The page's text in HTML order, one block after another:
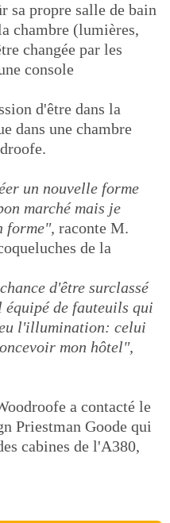
sa propre salle de bain
chambre (lumières,
changée par les
console
d'être dans la
dans une chambre
un nouvelle forme
marché mais je
forme", raconte M.
de la
d'être surclassé
équipé de fauteuils qui
l'illumination: celui
mon hôtel",
a contacté le
Priestman Goode qui
cabines de l'A380,